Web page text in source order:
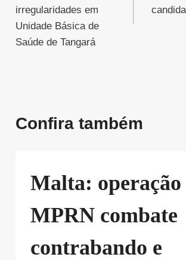
Post
irregularidades em
Unidade Básica de
Saúde de Tangará
Confira também
Malta: operação
MPRN combate
contrabando e